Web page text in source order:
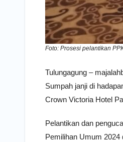
Foto: Prosesi pelantikan
Tulungagung –
Sumpah janji di
Crown Victoria Hotel
Pelantikan dan
Pemilihan Umum 2024